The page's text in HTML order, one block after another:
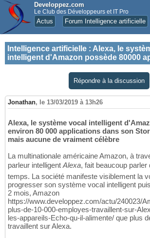
Developpez.com
Le Club des Développeurs et IT Pro
Actus Forum Intelligence artificielle
Intelligence artificielle : Alexa, le
intelligent d'Amazon possède 80000
Répondre à la discussion
Jonathan, le 13/03/2019 à 13h26
Alexa, le système vocal intelligent
environ 80 000 applications dans son
mais aucune de vraiment célèbre
La multinationale américaine Amazon, à
parleur intelligent Alexa, fait beaucoup parler
temps. La société manifeste visiblement la
progresser son système vocal intelligent
2 mois, Amazon
https://www.developpez.com/actu/240023/
plus-de-10-000-employes-travaillent-sur-
les-appareils-Echo-qu-il-alimente/ que plus
travaillent sur Alexa.